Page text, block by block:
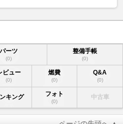
パーツ
(0)
整備手帳
(0)
ビュー
(0)
燃費
(0)
Q&A
(0)
キング フォト
(0)
中古車